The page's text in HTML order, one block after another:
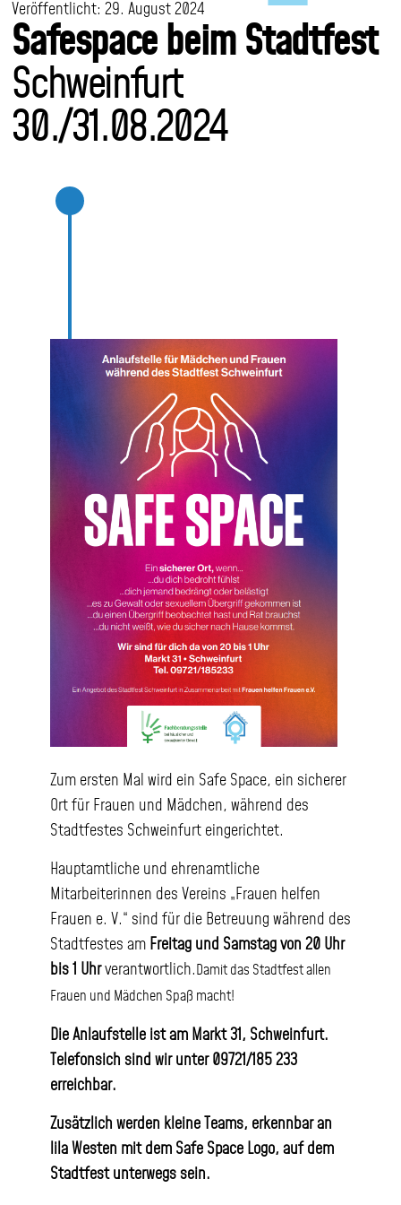
Notfalltasche
Kinder
im
Frauenhaus
Ehemalige
Beratung
Öffentlichkeitsarbeit
Spenden
Safespace beim Stadtfest
Schweinfurt
30./31.08.2024
Veröffentlicht: 29. August 2024
Zum ersten Mal wird ein Safe Space, ein sicherer
Ort für Frauen und Mädchen, während des
Stadtfestes Schweinfurt eingerichtet.
Hauptamtliche und ehrenamtliche
Mitarbeiterinnen des Vereins „Frauen helfen
Frauen e. V.“ sind für die Betreuung während des
Stadtfestes amFreitag und Samstag von 20 Uhr
bis 1 Uhrverantwortlich.Damit das Stadtfest allen
Frauen und Mädchen Spaß macht!
Die Anlaufstelle ist am Markt 31, Schweinfurt.
Telefonsich sind wir unter 09721/185 233
erreichbar.
Zusätzlich werden kleine Teams, erkennbar an
lila Westen mit dem Safe Space Logo, auf dem
Stadtfest unterwegs sein.